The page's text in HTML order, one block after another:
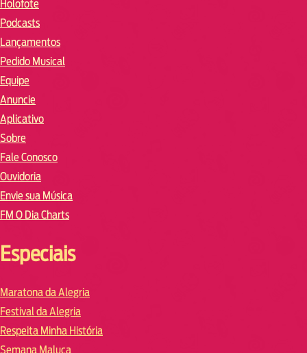
Holofote
Podcasts
Lançamentos
Pedido Musical
Equipe
Anuncie
Aplicativo
Sobre
Fale Conosco
Ouvidoria
Envie sua Música
FM O Dia Charts
Especiais
Maratona da Alegria
Festival da Alegria
Respeita Minha História
Semana Maluca